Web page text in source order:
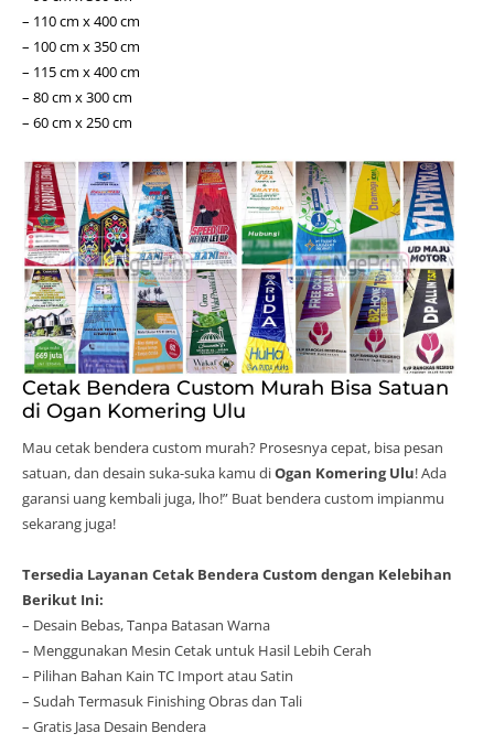
– 110 cm x 400 cm
– 100 cm x 350 cm
– 115 cm x 400 cm
– 80 cm x 300 cm
– 60 cm x 250 cm
Cetak Bendera Custom Murah Bisa Satuan
di Ogan Komering Ulu
Mau cetak bendera custom murah? Prosesnya cepat, bisa pesan
satuan, dan desain suka-suka kamu diOgan Komering Ulu! Ada
garansi uang kembali juga, lho!” Buat bendera custom impianmu
sekarang juga!
Tersedia Layanan Cetak Bendera Custom dengan Kelebihan
Berikut Ini:
– Desain Bebas, Tanpa Batasan Warna
– Menggunakan Mesin Cetak untuk Hasil Lebih Cerah
– Pilihan Bahan Kain TC Import atau Satin
– Sudah Termasuk Finishing Obras dan Tali
– Gratis Jasa Desain Bendera